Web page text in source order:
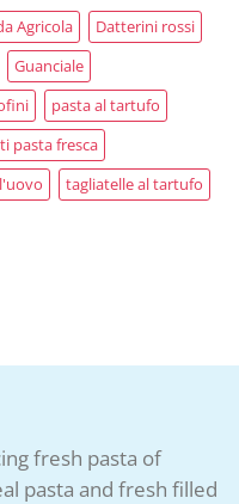
Agricola
Datterini rossi
Guanciale
pasta al tartufo
pasta fresca
tagliatelle al tartufo
fresh pasta of
pasta and fresh filled